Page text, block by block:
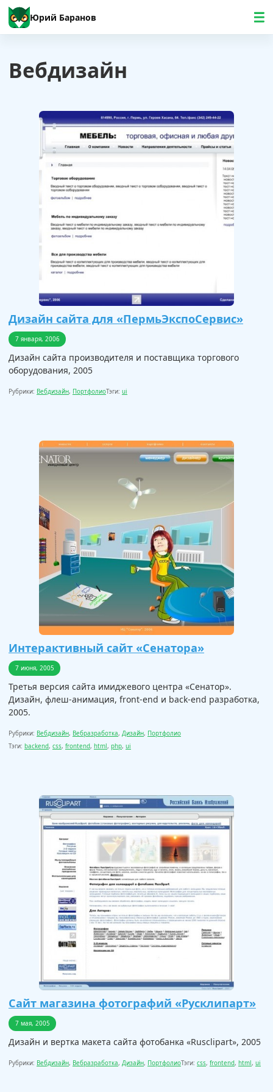
Юрий Баранов
Вебдизайн
Дизайн сайта для «ПермьЭкспоСервис»
7 января, 2006
Дизайн сайта производителя и поставщика торгового
оборудования, 2005
Рубрики: Вебдизайн, ПортфолиоТэги: ui
Интерактивный сайт «Сенатора»
7 июня, 2005
Третья версия сайта имиджевого центра «Сенатор».
Дизайн, флеш-анимация, front-end и back-end разработка,
2005.
Рубрики: Вебдизайн, Вебразработка, Дизайн, Портфолио
Тэги: backend, css, frontend, html, php, ui
Сайт магазина фотографий «Русклипарт»
7 мая, 2005
Дизайн и вертка макета сайта фотобанка «Rusclipart», 2005
Рубрики: Вебдизайн, Вебразработка, Дизайн, ПортфолиоТэги: css, frontend, html, ui